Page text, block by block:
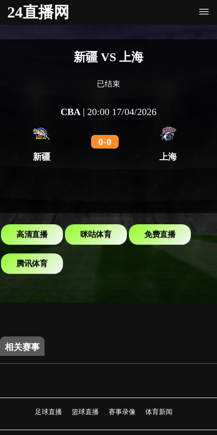
24直播网
新疆 VS 上海
已结束
CBA | 20:00 17/04/2026
新疆
0-0
上海
高清直播 咪咕体育 免费直播
腾讯体育
相关赛事
足球直播 篮球直播 赛事录像 体育新闻